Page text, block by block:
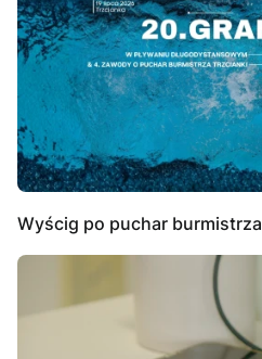
Wyścig po puchar burmistrza